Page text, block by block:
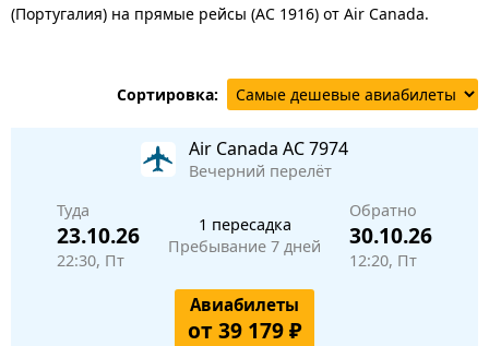
(Португалия) на прямые рейсы (AC 1916) от Air Canada.
Сортировка:
Air Canada AC 7974
Вечерний перелёт
Туда
23.10.26
22:30, Пт
1 пересадка
Пребывание 7 дней
Обратно
30.10.26
12:20, Пт
Авиабилеты
от 39 179 ₽